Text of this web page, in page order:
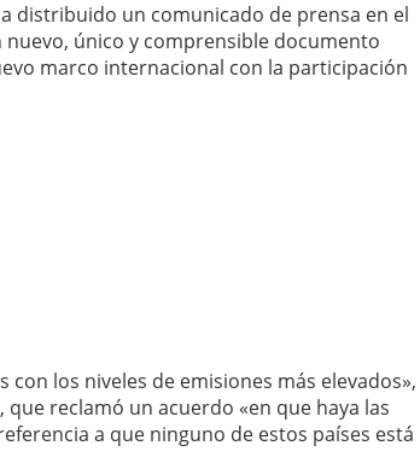
distribuido un comunicado de prensa en el
único y comprensible documento
marco internacional con la participación
con los niveles de emisiones más elevados»,
reclamó un acuerdo «en que haya las
a que ninguno de estos países está